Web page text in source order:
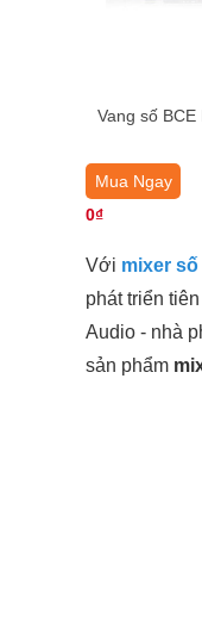
Vang số BCE
Mua Ngay
0₫
Với mixer số
phát triển
Audio - nhà
sản phẩm